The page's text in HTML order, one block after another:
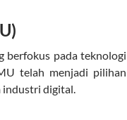
berfokus pada teknologi
telah menjadi pilihan
industri digital.